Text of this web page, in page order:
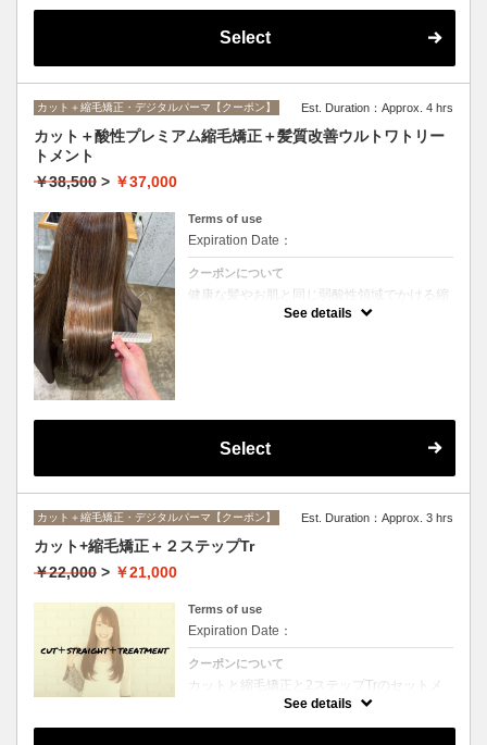
Select
カット＋縮毛矯正・デジタルパーマ【クーポン】 Est. Duration：Approx. 4 hrs
カット＋酸性プレミアム縮毛矯正＋髪質改善ウルトワトリー
トメント
￥38,500 > ￥37,000
Terms of use
Expiration Date：
クーポンについて
健康な髪やお肌と同じ弱酸性領域でかける縮
毛矯正☆髪を瘦せさせることなく、気になる
癖をナチュラルに伸ばせるスペシャルな縮毛
See details
Select
カット＋縮毛矯正・デジタルパーマ【クーポン】 Est. Duration：Approx. 3 hrs
カット+縮毛矯正＋２ステップTr
￥22,000 > ￥21,000
Terms of use
Expiration Date：
クーポンについて
カットと縮毛矯正と2ステップTrのセットメ
ニュー。髪質や状態に合わせて薬剤選定致し
See details